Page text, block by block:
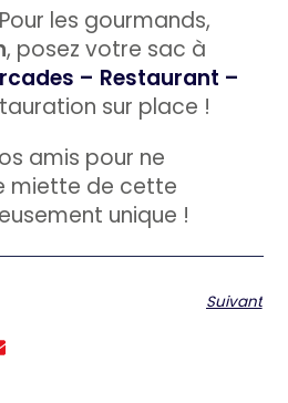
Pour les gourmands,
, posez votre sac à
– Restaurant –
sur place !
amis pour ne
miette de cette
unique !
Suivant